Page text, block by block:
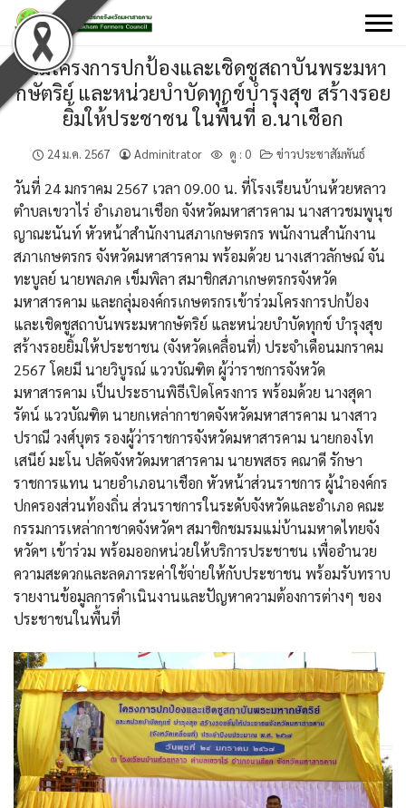
Skip
to
content
ร่วมโครงการปกป้องและเชิดชูสถาบันพระมหา
กษัตริย์ และหน่วยบําบัดทุกข์บํารุงสุข สร้างรอย
ยิ้มให้ประชาชน ในพื้นที่ อ.นาเชือก
24 ม.ค. 2567 Adminitrator ดู : 0 ข่าวประชาสัมพันธ์
วันที่ 24 มกราคม 2567 เวลา 09.00 น. ที่โรงเรียนบ้านห้วยหลาว
ตำบลเขวาไร่ อำเภอนาเชือก จังหวัดมหาสารคาม นางสาวชมพูนุช
ญาณะนันท์ หัวหน้าสำนักงานสภาเกษตรกร พนักงานสำนักงาน
สภาเกษตรกร จังหวัดมหาสารคาม พร้อมด้วย นางเสาวลักษณ์ จัน
ทะบูลย์ นายพลภค เข็มพิลา สมาชิกสภาเกษตรกรจังหวัด
มหาสารคาม และกลุ่มองค์กรเกษตรกรเข้าร่วมโครงการปกป้อง
และเชิดชูสถาบันพระมหากษัตริย์ และหน่วยบำบัดทุกข์ บำรุงสุข
สร้างรอยยิ้มให้ประชาชน (จังหวัดเคลื่อนที่) ประจำเดือนมกราคม
2567 โดยมี นายวิบูรณ์ แววบัณฑิต ผู้ว่าราชการจังหวัด
มหาสารคาม เป็นประธานพิธีเปิดโครงการ พร้อมด้วย นางสุดา
รัตน์ แววบัณฑิต นายกเหล่ากาชาดจังหวัดมหาสารคาม นางสาว
ปราณี วงศ์บุตร รองผู้ว่าราชการจังหวัดมหาสารคาม นายกองโท
เสนีย์ มะโน ปลัดจังหวัดมหาสารคาม นายพสธร คณาดี รักษา
ราชการแทน นายอำเภอนาเชือก หัวหน้าส่วนราชการ ผู้นำองค์กร
ปกครองส่วนท้องถิ่น ส่วนราชการในระดับจังหวัดและอำเภอ คณะ
กรรมการเหล่ากาชาดจังหวัดฯ สมาชิกชมรมแม่บ้านมหาดไทยจัง
หวัดฯ เข้าร่วม พร้อมออกหน่วยให้บริการประชาชน เพื่ออำนวย
ความสะดวกและลดภาระค่าใช้จ่ายให้กับประชาชน พร้อมรับทราบ
รายงานข้อมูลการดำเนินงานและปัญหาความต้องการต่างๆ ของ
ประชาชนในพื้นที่